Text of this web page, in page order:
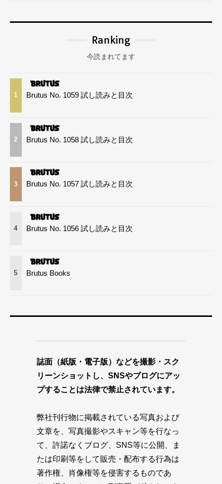
Ranking
今読まれてます
1 Brutus No. 1059 試し読みと目次
2 Brutus No. 1058 試し読みと目次
3 Brutus No. 1057 試し読みと目次
4 Brutus No. 1056 試し読みと目次
5 Brutus Books
誌面（紙版・電子版）などを撮影・スク
リーンショットし、SNSやブログにアッ
プすることは法律で禁止されています。
弊社刊行物に掲載されている写真および
文章を、写真撮影やスキャン等を行なっ
て、許諾なくブログ、SNS等に公開、ま
たは印刷等をして販売・配布する行為は
著作権、肖像権等を侵害するものであ